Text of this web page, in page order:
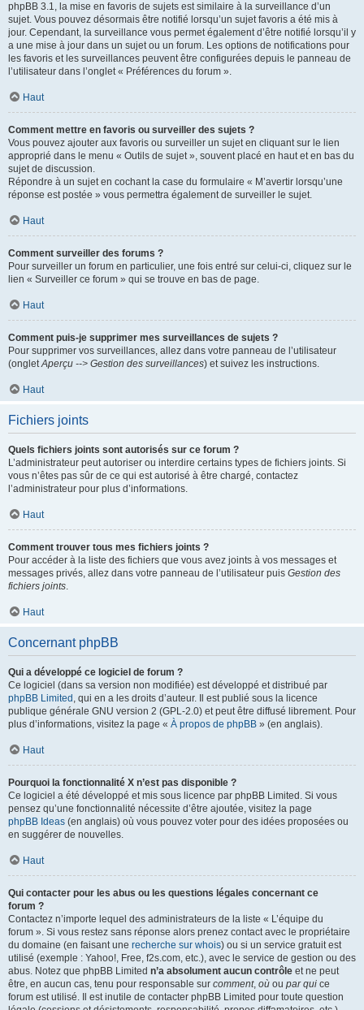
phpBB 3.1, la mise en favoris de sujets est similaire à la surveillance d’un
sujet. Vous pouvez désormais être notifié lorsqu’un sujet favoris a été mis à
jour. Cependant, la surveillance vous permet également d’être notifié lorsqu’il y
a une mise à jour dans un sujet ou un forum. Les options de notifications pour
les favoris et les surveillances peuvent être configurées depuis le panneau de
l’utilisateur dans l’onglet « Préférences du forum ».
Haut
Comment mettre en favoris ou surveiller des sujets ?
Vous pouvez ajouter aux favoris ou surveiller un sujet en cliquant sur le lien
approprié dans le menu « Outils de sujet », souvent placé en haut et en bas du
sujet de discussion.
Répondre à un sujet en cochant la case du formulaire « M’avertir lorsqu’une
réponse est postée » vous permettra également de surveiller le sujet.
Haut
Comment surveiller des forums ?
Pour surveiller un forum en particulier, une fois entré sur celui-ci, cliquez sur le
lien « Surveiller ce forum » qui se trouve en bas de page.
Haut
Comment puis-je supprimer mes surveillances de sujets ?
Pour supprimer vos surveillances, allez dans votre panneau de l’utilisateur
(ongletAperçu --> Gestion des surveillances) et suivez les instructions.
Haut
Fichiers joints
Quels fichiers joints sont autorisés sur ce forum ?
L’administrateur peut autoriser ou interdire certains types de fichiers joints. Si
vous n’êtes pas sûr de ce qui est autorisé à être chargé, contactez
l’administrateur pour plus d’informations.
Haut
Comment trouver tous mes fichiers joints ?
Pour accéder à la liste des fichiers que vous avez joints à vos messages et
messages privés, allez dans votre panneau de l’utilisateur puis Gestion des
fichiers joints.
Haut
Concernant phpBB
Qui a développé ce logiciel de forum ?
Ce logiciel (dans sa version non modifiée) est développé et distribué par
phpBB Limited , qui en a les droits d’auteur. Il est publié sous la licence
publique générale GNU version 2 (GPL-2.0) et peut être diffusé librement. Pour
plus d’informations, visitez la page « À propos de phpBB » (en anglais).
Haut
Pourquoi la fonctionnalité X n’est pas disponible ?
Ce logiciel a été développé et mis sous licence par phpBB Limited. Si vous
pensez qu’une fonctionnalité nécessite d’être ajoutée, visitez la page
phpBB Ideas (en anglais) où vous pouvez voter pour des idées proposées ou
en suggérer de nouvelles.
Haut
Qui contacter pour les abus ou les questions légales concernant ce
forum ?
Contactez n’importe lequel des administrateurs de la liste « L’équipe du
forum ». Si vous restez sans réponse alors prenez contact avec le propriétaire
du domaine (en faisant une recherche sur whois) ou si un service gratuit est
utilisé (exemple : Yahoo!, Free, f2s.com, etc.), avec le service de gestion ou des
abus. Notez que phpBB Limited n’a absolument aucun contrôle et ne peut
être, en aucun cas, tenu pour responsable sur comment, où ou par qui ce
forum est utilisé. Il est inutile de contacter phpBB Limited pour toute question